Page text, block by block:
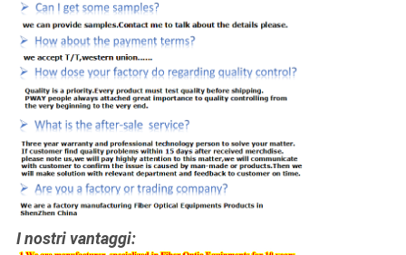
I nostri vantaggi: